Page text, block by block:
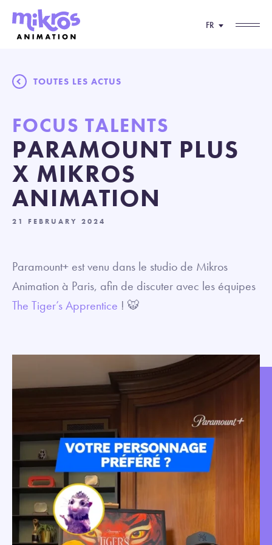
FR
TOUTES LES ACTUS
FOCUS TALENTS
PARAMOUNT PLUS
X MIKROS
ANIMATION
21 FEBRUARY 2024
Paramount+ est venu dans le studio de Mikros
Animation à Paris, afin de discuter avec les équipes
The Tiger’s Apprentice ! 🐯